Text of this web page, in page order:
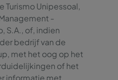
Turismo Unipessoal,
-
S.A., of, indien
bedrijf van de
met het oog op het
of het
informatie met